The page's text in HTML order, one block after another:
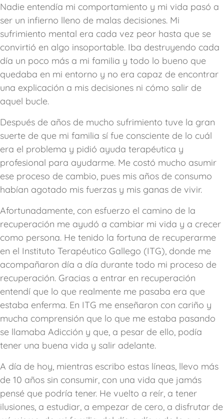
Nadie entendía mi comportamiento y mi vida pasó a
ser un infierno lleno de malas decisiones. Mi
sufrimiento mental era cada vez peor hasta que se
convirtió en algo insoportable. Iba destruyendo cada
día un poco más a mi familia y todo lo bueno que
quedaba en mi entorno y no era capaz de encontrar
una explicación a mis decisiones ni cómo salir de
aquel bucle.
Después de años de mucho sufrimiento tuve la gran
suerte de que mi familia sí fue consciente de lo cuál
era el problema y pidió ayuda terapéutica y
profesional para ayudarme. Me costó mucho asumir
ese proceso de cambio, pues mis años de consumo
habían agotado mis fuerzas y mis ganas de vivir.
Afortunadamente, con esfuerzo el camino de la
recuperación me ayudó a cambiar mi vida y a crecer
como persona. He tenido la fortuna de recuperarme
en el Instituto Terapéutico Gallego (ITG), donde me
acompañaron día a día durante todo mi proceso de
recuperación. Gracias a entrar en recuperación
entendí que lo que realmente me pasaba era que
estaba enferma. En ITG me enseñaron con cariño y
mucha comprensión que lo que me estaba pasando
se llamaba Adicción y que, a pesar de ello, podía
tener una buena vida y salir adelante.
A día de hoy, mientras escribo estas líneas, llevo más
de 10 años sin consumir, con una vida que jamás
pensé que podría tener. He vuelto a reír, a tener
ilusiones, a estudiar, a empezar de cero, a disfrutar de